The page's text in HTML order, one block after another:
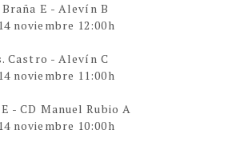
Braña E - Alevín B
noviembre 12:00h
Castro - Alevín C
noviembre 11:00h
- CD Manuel Rubio A
noviembre 10:00h